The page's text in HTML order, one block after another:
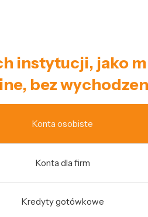
instytucji, jako
bez
Konta osobiste
Konta dla firm
Kredyty gotówkowe